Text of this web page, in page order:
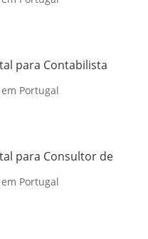
para Contabilista
Portugal
para Consultor de
Portugal